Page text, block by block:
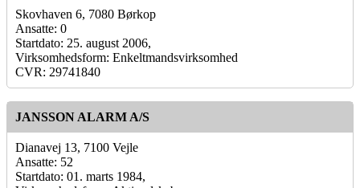
Skovhaven 6, 7080 Børkop
Ansatte: 0
Startdato: 25. august 2006,
Virksomhedsform: Enkeltmandsvirksomhed
CVR: 29741840
JANSSON ALARM A/S
Dianavej 13, 7100 Vejle
Ansatte: 52
Startdato: 01. marts 1984,